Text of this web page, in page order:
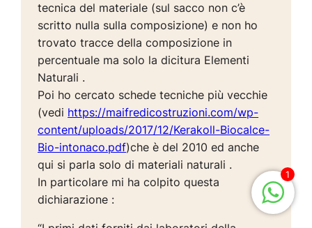
tecnica del materiale (sul sacco non c’è
scritto nulla sulla composizione) e non ho
trovato tracce della composizione in
percentuale ma solo la dicitura Elementi
Naturali .
Poi ho cercato schede tecniche più vecchie
(vedi https://maifredicostruzioni.com/wp-
content/uploads/2017/12/Kerakoll-Biocalce-
Bio-intonaco.pdf)che è del 2010 ed anche
qui si parla solo di materiali naturali .
In particolare mi ha colpito questa
dichiarazione :
1